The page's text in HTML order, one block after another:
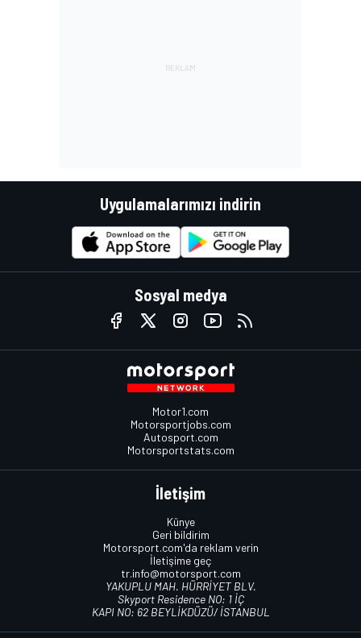
Uygulamalarımızı indirin
Sosyal medya
Motor1.com
Motorsportjobs.com
Autosport.com
Motorsportstats.com
İletişim
Künye
Geri bildirim
Motorsport.com'da reklam verin
İletişime geç
tr.info@motorsport.com
YAKUPLU MAH. HÜRRİYET BLV.
Skyport Residence NO: 1 İÇ
KAPI NO: 62 BEYLİKDÜZÜ/ İSTANBUL